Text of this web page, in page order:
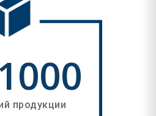
1000
продукции